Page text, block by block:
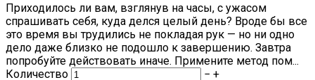
Приходилось ли вам, взглянув на часы, с ужасом
спрашивать себя, куда делся целый день? Вроде бы все
это время вы трудились не покладая рук — но ни одно
дело даже близко не подошло к завершению. Завтра
попробуйте действовать иначе. Примените метод пом...
Количество
− +